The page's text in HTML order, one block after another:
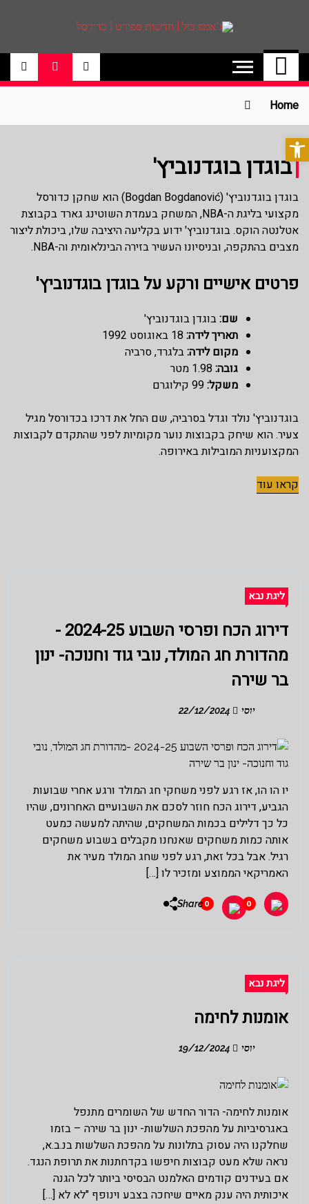
פתח סרגל נגישות
ג'אמפ בול | חדשות
ספורט | כדורסל
אתר גאמפ בול ישראל אתר חדשות ספורט
כדורסל האתר מסקר את ליגות הכדורסל
הטובות בעולם ליגת הנבא, ליגת העל
בכדורסל , יורוליג, ועוד. לפרטים היכנסו לאתר
Home
בוגדן בוגדנוביץ'
בוגדן בוגדנוביץ' (Bogdan Bogdanović) הוא שחקן כדורסל
מקצועי בליגת ה-NBA, המשחק בעמדת השוטינג גארד בקבוצת
אטלנטה הוקס. בוגדנוביץ' ידוע בקליעה היציבה שלו, ביכולת ליצור
מצבים בהתקפה, ובניסיונו העשיר בזירה הבינלאומית וה-NBA.
פרטים אישיים ורקע על בוגדן בוגדנוביץ'
שם:בוגדן בוגדנוביץ'
תאריך לידה:
מקום לידה:בלגרד, סרביה
גובה:
משקל:
בוגדנוביץ' נולד וגדל בסרביה, שם החל את דרכו בכדורסל מגיל
צעיר. הוא שיחק בקבוצות נוער מקומיות לפני שהתקדם לקבוצות
המקצועניות המובילות באירופה.
קראו עוד
ליגת נבא
דירוג הכח ופרסי השבוע 2024-25 -
מהדורת חג המולד, נובי גוד וחנוכה- ינון
בר שירה
יוסי
יו הו הו, אז רגע לפני משחקי חג המולד ורגע אחרי שבועות
הגביע, דירוג הכח חוזר לסכם את השבועיים האחרונים, שהיו
כל כך דלילים בכמות המשחקים, שהיתה למעשה כמעט
אותה כמות משחקים שאנחנו מקבלים בשבוע משחקים
רגיל. אבל בכל זאת, רגע לפני שחג המולד מעיר את
האמריקאי הממוצע ומזכיר לו […]
0
0
Share
ליגת נבא
אומנות לחימה
יוסי
אומנות לחימה- הדור החדש של השומרים מתנפל
באגרסיביות על מהפכת השלשות- ינון בר שירה – בזמו
שחלקנו היה עסוק בתלונות על מהפכת השלשות בנ.ב.א,
נראה שלא מעט קבוצות חיפשו בקדחתנות את תרופת הנגד.
אם בעידנים קודמים האלמנט הבסיסי ביותר לכל הגנה
איכותית היה ענק מאיים שיחכה בצבע וינופף "לא לא […]